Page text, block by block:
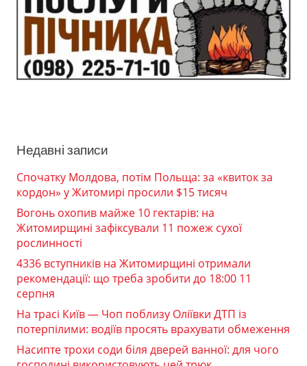
Недавні записи
Спочатку Молдова, потім Польща: за «квиток за
кордон» у Житомирі просили $15 тисяч
Вогонь охопив майже 10 гектарів: на
Житомирщині зафіксували 11 пожеж сухої
рослинності
4336 вступників на Житомирщині отримали
рекомендації: що треба зробити до 18:00 11
серпня
На трасі Київ — Чоп поблизу Оліївки ДТП із
потерпілими: водіїв просять врахувати обмеження
Насипте трохи соди біля дверей ванної: для чого